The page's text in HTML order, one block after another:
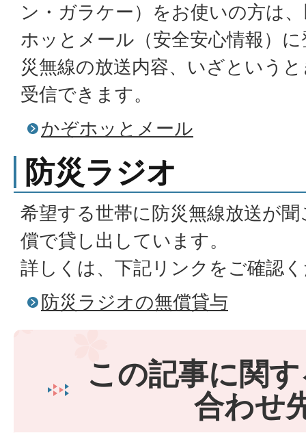
ン・ガラケー）をお使いの方は
ホッとメール（安全安心情報）
災無線の放送内容、いざという
受信できます。
かぞホッとメール
防災ラジオ
希望する世帯に防災無線放送が
償で貸し出しています。
詳しくは、下記リンクをご確認
防災ラジオの無償貸与
この記事に関
合わせ